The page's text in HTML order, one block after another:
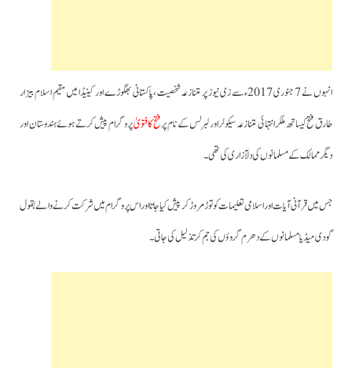
انہوں نے 7 جنوری 2017ء سے زی نیوز پر متنازعہ شخصیت ،پاکستانی بھگوڑے اور کینیڈا میں مقیم اسلام بیزار
طارق فتح کیساتھ ملکر انتہائی متنازعہ سیکولر اور لبرلس کے نام پرفتح کا فتویٰپروگرام پیش کرتے ہوئے ہندوستان اور
دیگر ممالک کے مسلمانوں کی دلآزاری کی تھی۔
جس میں قرآنی آیات اور اسلامی تعلیمات کو توڑ مروڑ کر پیش کیا جاتا اور اس پروگرام میں شرکت کرنے والے بقول
گودی میڈیا مسلمانوں کے دھرم گروؤں کی جم کر تذلیل کی جاتی۔